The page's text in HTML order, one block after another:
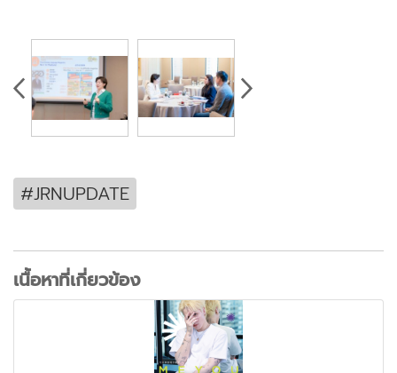
#JRNUPDATE
เนื้อหาที่เกี่ยวข้อง